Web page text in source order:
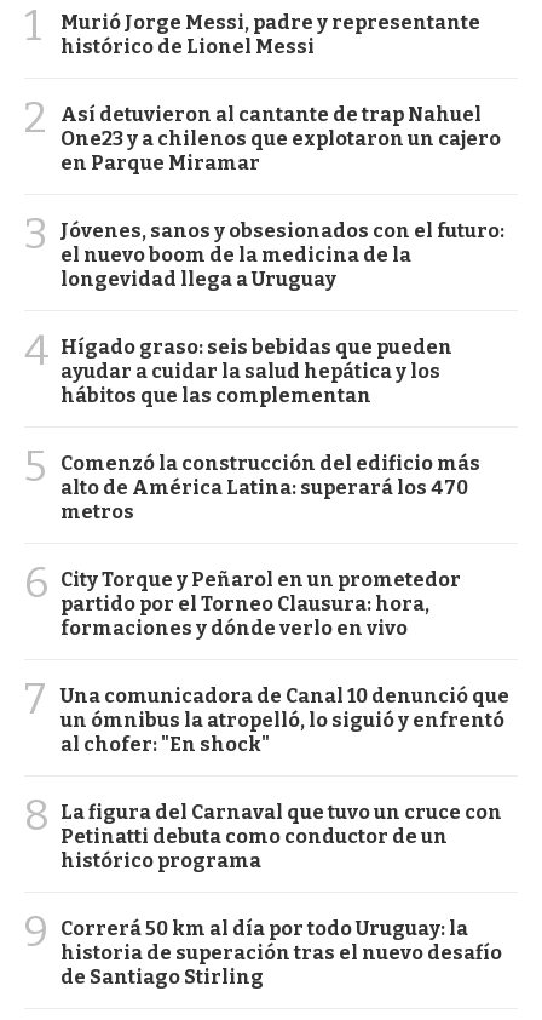
1
Murió Jorge Messi, padre y representante
histórico de Lionel Messi
2
Así detuvieron al cantante de trap Nahuel
One23 y a chilenos que explotaron un cajero
en Parque Miramar
3
Jóvenes, sanos y obsesionados con el futuro:
el nuevo boom de la medicina de la
longevidad llega a Uruguay
4 Hígado graso: seis bebidas que pueden
ayudar a cuidar la salud hepática y los
hábitos que las complementan
5
Comenzó la construcción del edificio más
alto de América Latina: superará los 470
metros
6
City Torque y Peñarol en un prometedor
partido por el Torneo Clausura: hora,
formaciones y dónde verlo en vivo
7
Una comunicadora de Canal 10 denunció que
un ómnibus la atropelló, lo siguió y enfrentó
al chofer: "En shock"
8
La figura del Carnaval que tuvo un cruce con
Petinatti debuta como conductor de un
histórico programa
9
Correrá 50 km al día por todo Uruguay: la
historia de superación tras el nuevo desafío
de Santiago Stirling